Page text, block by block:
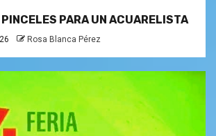
PARA UN ACUARELISTA
Rosa Blanca Pérez